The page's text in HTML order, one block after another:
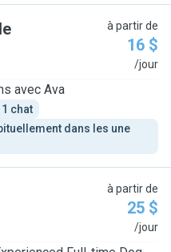
à partir de
16 $
/jour
avec Ava
chat
dans les une
à partir de
25 $
/jour